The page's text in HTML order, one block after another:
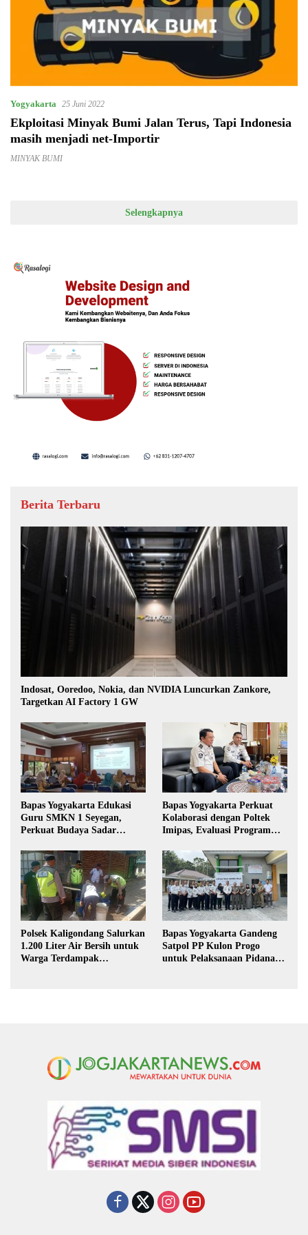
Yogyakarta 25 Juni 2022
Ekploitasi Minyak Bumi Jalan Terus, Tapi Indonesia
masih menjadi net-Importir
MINYAK BUMI
Selengkapnya
Berita Terbaru
Indosat, Ooredoo, Nokia, dan NVIDIA Luncurkan Zankore,
Targetkan AI Factory 1 GW
Bapas Yogyakarta Edukasi
Guru SMKN 1 Seyegan,
Perkuat Budaya Sadar
Bapas Yogyakarta Perkuat
Kolaborasi dengan Poltek
Imipas, Evaluasi Program
Polsek Kaligondang Salurkan
1.200 Liter Air Bersih untuk
Warga Terdampak
Bapas Yogyakarta Gandeng
Satpol PP Kulon Progo
untuk Pelaksanaan Pidana